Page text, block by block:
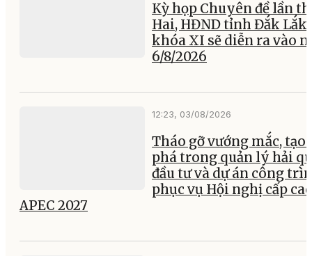
Kỳ họp Chuyên đề lần
Hai, HĐND tỉnh Đắk Lắk
khóa XI sẽ diễn ra vào
6/8/2026
12:23, 03/08/2026
Tháo gỡ vướng mắc, tạo
phá trong quản lý hải
đầu tư và dự án công
phục vụ Hội nghị cấp
APEC 2027